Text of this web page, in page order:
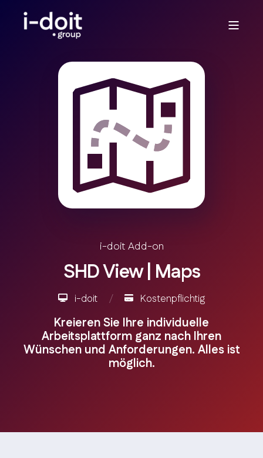
i-doit Add-on
SHD View | Maps
i-doit / Kostenpflichtig
Kreieren Sie Ihre individuelle
Arbeitsplattform ganz nach Ihren
Wünschen und Anforderungen. Alles ist
möglich.